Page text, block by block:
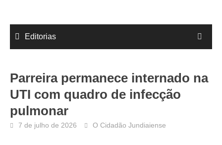
Editorias
Parreira permanece internado na
UTI com quadro de infecção
pulmonar
7 de julho de 2026 O Cidadão Jundiaiense